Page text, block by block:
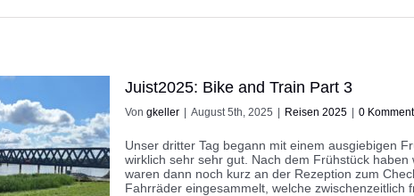
Juist2025: Bike and Train Part 3
Von gkeller August 5th, 2025 Reisen 2025 0
Unser dritter Tag begann mit einem ausgiebigen
wirklich sehr sehr gut. Nach dem Frühstück
waren dann noch kurz an der Rezeption zum
Fahrräder eingesammelt, welche zwischenzeitlich